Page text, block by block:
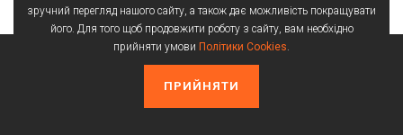
Політика конфіденційності
Створення сайтів
зручний перегляд нашого сайту, а також дає можливість покращувати
його. Для того щоб продовжити роботу з сайту, вам необхідно
прийняти умови Політики Cookies.
ПРИЙНЯТИ